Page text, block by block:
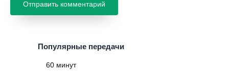
Популярные передачи
60 минут